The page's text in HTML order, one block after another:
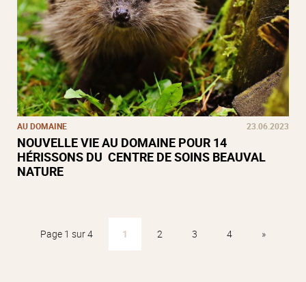
AU DOMAINE 23.06.2023
NOUVELLE VIE AU DOMAINE POUR 14
HÉRISSONS DU CENTRE DE SOINS BEAUVAL
NATURE
Page 1 sur 4 1 2 3 4 »